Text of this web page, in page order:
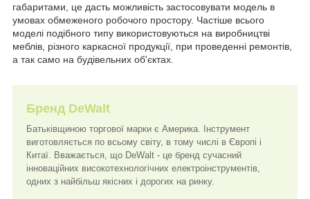
габаритами, це дасть можливість застосовувати модель в
умовах обмеженого робочого простору. Частіше всього
моделі подібного типу використовуються на виробництві
меблів, різного каркасної продукції, при проведенні ремонтів,
а так само на будівельних об'єктах.
Бренд DeWalt
Батьківщиною торгової марки є Америка. Інструмент
виготовляється по всьому світу, в тому числі в Європі і
Китаї. Вважається, що DeWalt - це бренд сучасний
інноваційних високотехнологічних електроінструментів,
одних з найбільш якісних і дорогих на ринку.